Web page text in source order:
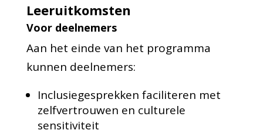
Leeruitkomsten
Voor deelnemers
Aan het einde van het programma
kunnen deelnemers:
Inclusiegesprekken faciliteren met
zelfvertrouwen en culturele
sensitiviteit